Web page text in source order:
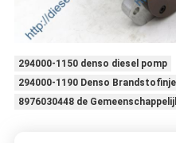
294000-1150 denso diesel pomp
294000-1190 Denso
8976030448 de